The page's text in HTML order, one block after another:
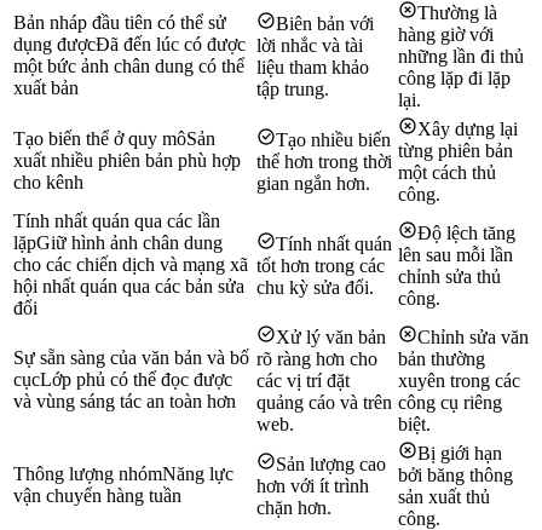
Bản nháp đầu tiên có thể sử
dụng đượcĐã đến lúc có được
một bức ảnh chân dung có thể
xuất bản
Biên bản với
lời nhắc và tài
liệu tham khảo
tập trung.
Thường là
hàng giờ với
những lần đi thủ
công lặp đi lặp
lại.
Tạo biến thể ở quy môSản
xuất nhiều phiên bản phù hợp
cho kênh
Tạo nhiều biến
thể hơn trong thời
gian ngắn hơn.
Xây dựng lại
từng phiên bản
một cách thủ
công.
Tính nhất quán qua các lần
lặpGiữ hình ảnh chân dung
cho các chiến dịch và mạng xã
hội nhất quán qua các bản sửa
đổi
Tính nhất quán
tốt hơn trong các
chu kỳ sửa đổi.
Độ lệch tăng
lên sau mỗi lần
chỉnh sửa thủ
công.
Sự sẵn sàng của văn bản và bố
cụcLớp phủ có thể đọc được
và vùng sáng tác an toàn hơn
Xử lý văn bản
rõ ràng hơn cho
các vị trí đặt
quảng cáo và trên
web.
Chỉnh sửa văn
bản thường
xuyên trong các
công cụ riêng
biệt.
Thông lượng nhómNăng lực
vận chuyển hàng tuần
Sản lượng cao
hơn với ít trình
chặn hơn.
Bị giới hạn
bởi băng thông
sản xuất thủ
công.